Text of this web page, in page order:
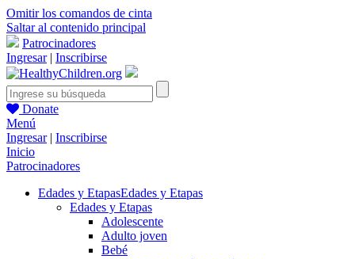
Omitir los comandos de cinta
Saltar al contenido principal
Patrocinadores
Ingresar| Inscribirse
Donate
Menú
Ingresar| Inscribirse
Inicio
Patrocinadores
Edades y EtapasEdades y Etapas
Edades y Etapas
Adolescente
Adulto joven
Bebé